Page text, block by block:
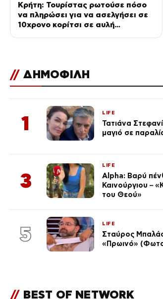
Κρήτη: Τουρίστας ρωτούσε πόσο
να πληρώσει για να ασελγήσει σε
10χρονο κορίτσι σε αυλή
// ΔΗΜΟΦΙΛΗ
1 LIFE
Τατιάνα
μαγιό σε
3
LIFE
Alpha: Βαρύ
Καινούργιου –
του Θεού»
5 LIFE
Σταύρος
«Πρωινό»
// BEST OF NETWORK